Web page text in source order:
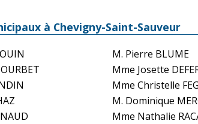
à Chevigny-Saint-Sauveur
M. Pierre BLUME
Mme Josette
Mme Christelle
M. Dominique
Mme Nathalie